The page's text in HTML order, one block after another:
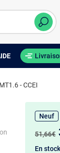
- CCEI
Neuf
Ancien
51,66€
En stock